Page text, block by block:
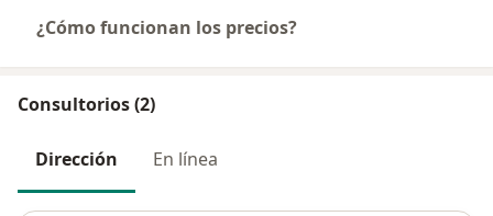
¿Cómo funcionan los precios?
Consultorios (2)
Dirección En línea